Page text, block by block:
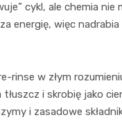
cykl, ale chemia
energię, więc
rinse w złym
i skrobię jako
i zasadowe